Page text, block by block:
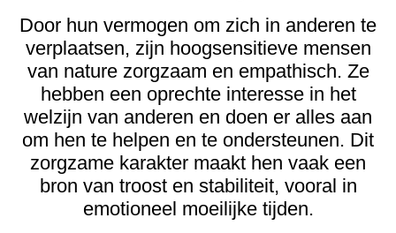
Door hun vermogen om zich in anderen te
verplaatsen, zijn hoogsensitieve mensen
van nature zorgzaam en empathisch. Ze
hebben een oprechte interesse in het
welzijn van anderen en doen er alles aan
om hen te helpen en te ondersteunen. Dit
zorgzame karakter maakt hen vaak een
bron van troost en stabiliteit, vooral in
emotioneel moeilijke tijden.